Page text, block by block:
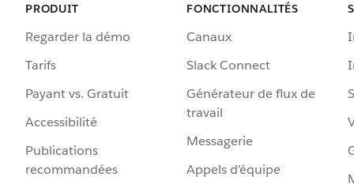
PRODUIT
Regarder la démo
Tarifs
Payant vs. Gratuit
Accessibilité
Publications
recommandées
FONCTIONNALITÉS
Canaux
Slack Connect
Générateur de flux de
travail
Messagerie
Appels d’équipe